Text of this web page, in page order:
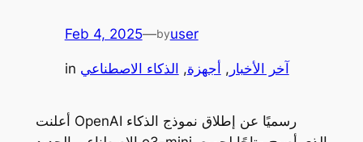
Feb 4, 2025—byuser
in آخر الأخبار , أجهزة, الذكاء الاصطناعي
أعلنت OpenAI رسميًا عن إطلاق نموذج الذكاء